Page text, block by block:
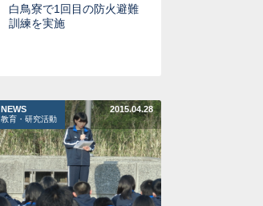
白鳥寮で1回目の防火避難
訓練を実施
NEWS
教育・研究活動
2015.04.28